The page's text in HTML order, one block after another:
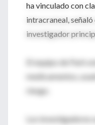
ha vinculado con
intracraneal,
investigador
El equipo de Park
medicamentos,
riesgo.
Los investigadores